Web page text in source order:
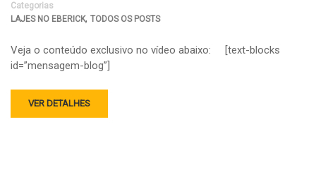
Categorias
LAJES NO EBERICK, TODOS OS POSTS
Veja o conteúdo exclusivo no vídeo abaixo: [text-blocks
id=”mensagem-blog”]
VER DETALHES